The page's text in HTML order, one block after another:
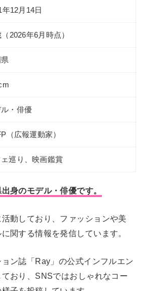
年12月14日
2026年6月時点）
・俳優
（広報運動家）
ェ巡り、映画鑑賞
身のモデル・俳優です。
動しており、ファッションや美
関する情報を発信しています。
ン誌「Ray」の公式インフルエン
おり、SNSではおしゃれなコー